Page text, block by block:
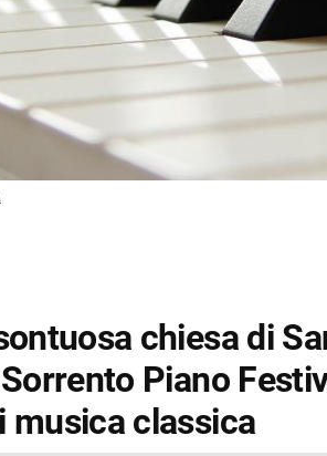
chiesa di
Piano
musica classica